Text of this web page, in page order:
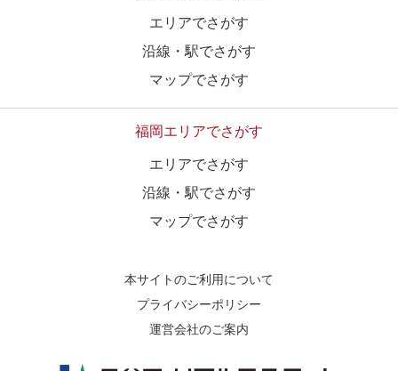
エリアでさがす
沿線・駅でさがす
マップでさがす
福岡エリアでさがす
エリアでさがす
沿線・駅でさがす
マップでさがす
本サイトのご利用について
プライバシーポリシー
運営会社のご案内